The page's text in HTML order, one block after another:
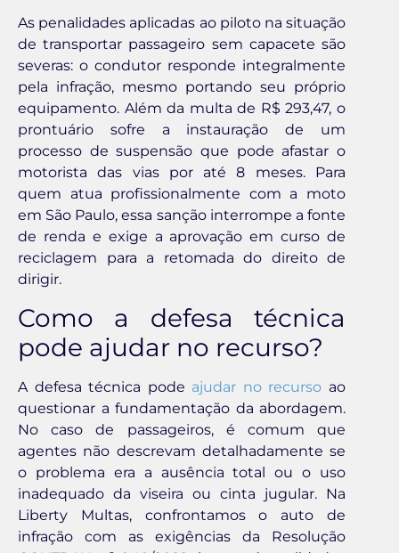
As penalidades aplicadas ao piloto na situação
de transportar passageiro sem capacete são
severas: o condutor responde integralmente
pela infração, mesmo portando seu próprio
equipamento. Além da multa de R$ 293,47, o
prontuário sofre a instauração de um
processo de suspensão que pode afastar o
motorista das vias por até 8 meses. Para
quem atua profissionalmente com a moto
em São Paulo, essa sanção interrompe a fonte
de renda e exige a aprovação em curso de
reciclagem para a retomada do direito de
dirigir.
Como a defesa técnica
pode ajudar no recurso?
A defesa técnica pode ajudar no recurso ao
questionar a fundamentação da abordagem.
No caso de passageiros, é comum que
agentes não descrevam detalhadamente se
o problema era a ausência total ou o uso
inadequado da viseira ou cinta jugular. Na
Liberty Multas, confrontamos o auto de
infração com as exigências da Resolução